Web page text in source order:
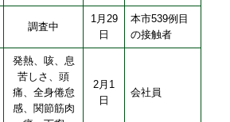
調査中
1月29
日
本市539例目
の接触者
発熱、咳、息
苦しさ、頭
痛、全身倦怠
感、関節筋肉
2月1
日
会社員